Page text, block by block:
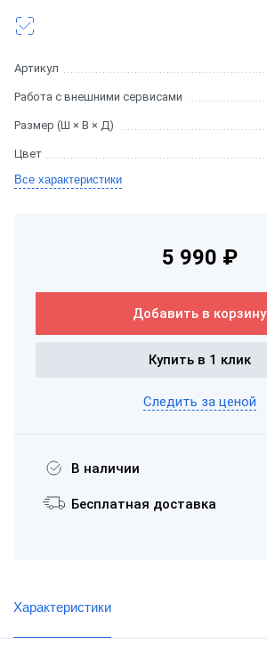
Артикул
Работа с внешними сервисами
Размер (Ш × В × Д)
Цвет
Все характеристики
5 990 ₽
Добавить в корзину
Купить в 1 клик
Следить за ценой
В наличии
Бесплатная доставка
Характеристики